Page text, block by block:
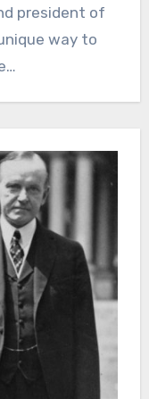
president of
way to